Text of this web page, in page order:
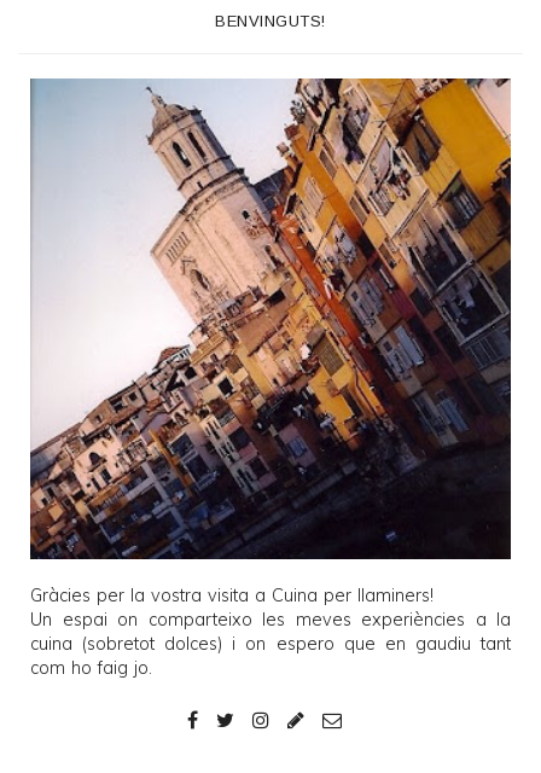
BENVINGUTS!
Gràcies per la vostra visita a Cuina per llaminers!
Un espai on comparteixo les meves experiències a la
cuina (sobretot dolces) i on espero que en gaudiu tant
com ho faig jo.